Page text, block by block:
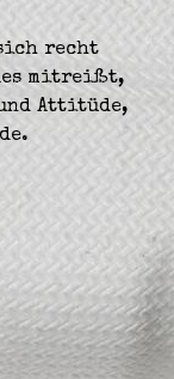
recht
mitreißt,
und Attitüde,